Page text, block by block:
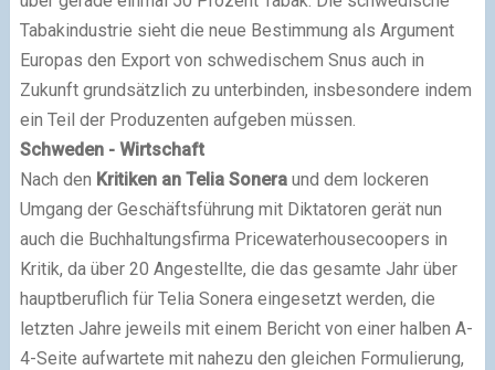
Tabakindustrie sieht die neue Bestimmung als Argument
Europas den Export von schwedischem Snus auch in
Zukunft grundsätzlich zu unterbinden, insbesondere indem
ein Teil der Produzenten aufgeben müssen.
Schweden - Wirtschaft
Nach den Kritiken an Telia Soneraund dem lockeren
Umgang der Geschäftsführung mit Diktatoren gerät nun
auch die Buchhaltungsfirma Pricewaterhousecoopers in
Kritik, da über 20 Angestellte, die das gesamte Jahr über
hauptberuflich für Telia Sonera eingesetzt werden, die
letzten Jahre jeweils mit einem Bericht von einer halben A-
4-Seite aufwartete mit nahezu den gleichen Formulierung,